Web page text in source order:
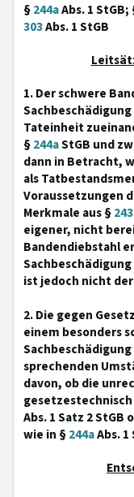
§244aAbs. 1 StGB;
303Abs. 1 StGB
1. Der schwere
Tateinheit
§244aStGB und
dann in Betracht,
als
Voraussetzungen
Merkmale aus §243
eigener, nicht
Bandendiebstahl
ist jedoch nicht der
2. Die gegen
einem besonders
sprechenden
davon, ob die
gesetzestechnisch
Abs. 1 Satz 2
wie in §244aAbs.